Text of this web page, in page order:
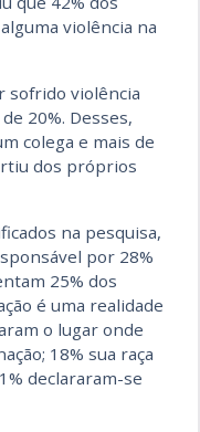
violência na
sofrido violência
20%. Desses,
colega e mais de
dos próprios
na pesquisa,
por 28%
25% dos
é uma realidade
o lugar onde
18% sua raça
declararam-se